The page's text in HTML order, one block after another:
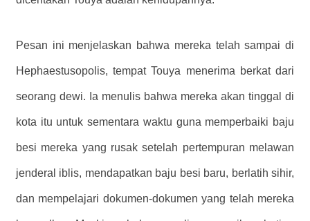
Pesan ini menjelaskan bahwa mereka telah sampai di
Hephaestusopolis, tempat Touya menerima berkat dari
seorang dewi. Ia menulis bahwa mereka akan tinggal di
kota itu untuk sementara waktu guna memperbaiki baju
besi mereka yang rusak setelah pertempuran melawan
jenderal iblis, mendapatkan baju besi baru, berlatih sihir,
dan mempelajari dokumen-dokumen yang telah mereka